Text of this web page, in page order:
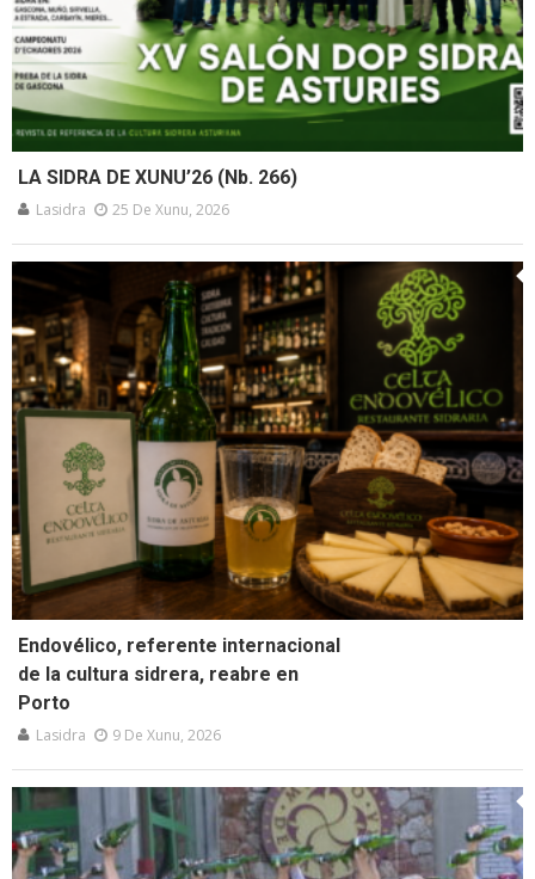
LA SIDRA DE XUNU’26 (Nb. 266)
Lasidra 25 De Xunu, 2026
Endovélico, referente internacional
de la cultura sidrera, reabre en
Porto
Lasidra 9 De Xunu, 2026